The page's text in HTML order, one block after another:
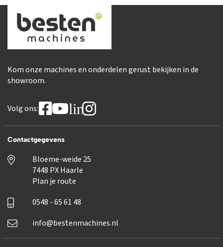
Kom onze machines en onderdelen gerust bekijken in de
showroom.
Volg ons: linkedin
Contactgegevens
Bloeme-weide 25
7448 PX Haarle
Plan je route
0548 - 65 61 48
info@bestenmachines.nl